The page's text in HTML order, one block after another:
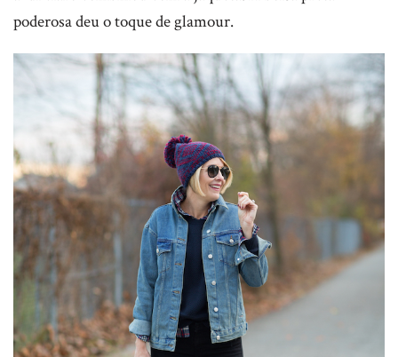
poderosa deu o toque de glamour.